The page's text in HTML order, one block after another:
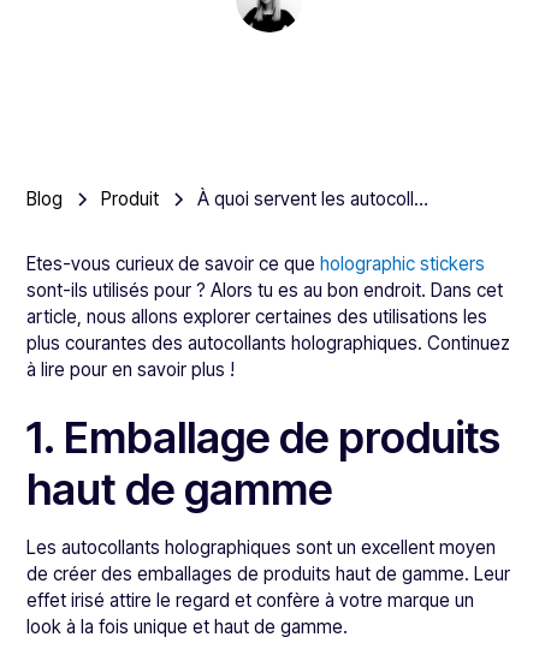
Blog Produit À quoi servent les autocollants holographiques ?
Etes-vous curieux de savoir ce queholographic stickers
sont-ils utilisés pour ? Alors tu es au bon endroit. Dans cet
article, nous allons explorer certaines des utilisations les
plus courantes des autocollants holographiques. Continuez
à lire pour en savoir plus !
1. Emballage de produits
haut de gamme
Les autocollants holographiques sont un excellent moyen
de créer des emballages de produits haut de gamme. Leur
effet irisé attire le regard et confère à votre marque un
look à la fois unique et haut de gamme.